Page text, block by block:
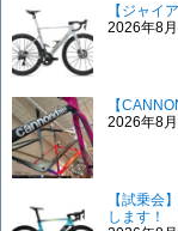
【ジャイ
2026年8
【
2026年8
【試乗会
します！